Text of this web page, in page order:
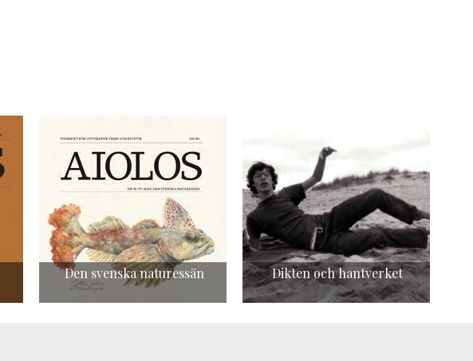
Den svenska naturessän Dikten och hantverket